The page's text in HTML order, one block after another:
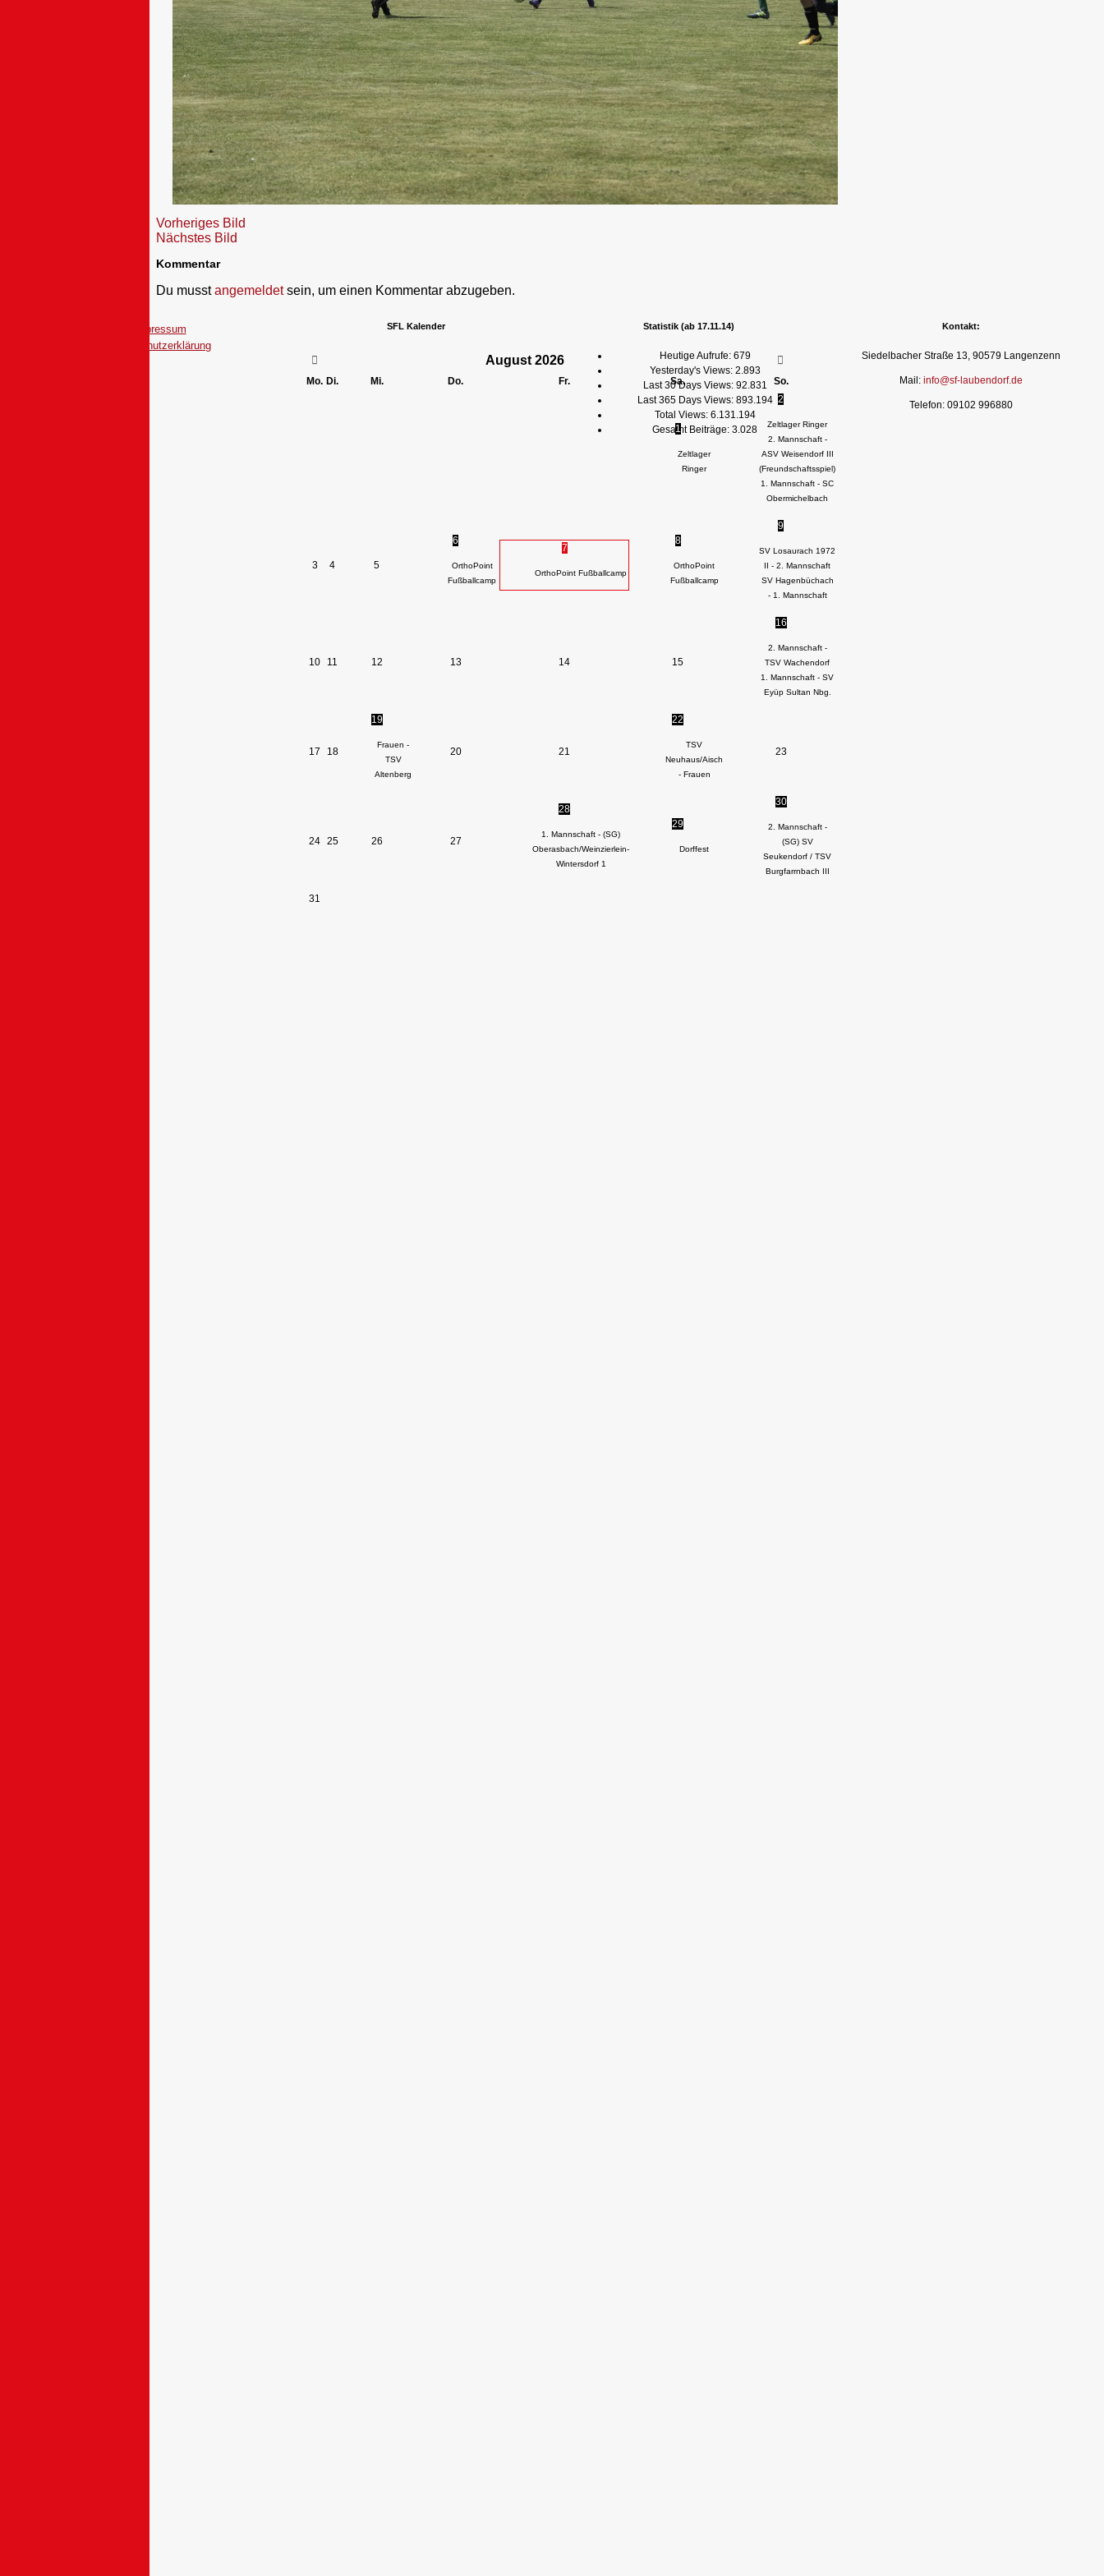
Vorheriges Bild
Nächstes Bild
Kommentar
Du musstangemeldetsein, um einen Kommentar abzugeben.
Impressum
Datenschutzerklärung
SFL Kalender
August 2026
Mo. Di. Mi. Do. Fr. Sa. So.
1
Zeltlager
Ringer
2
Zeltlager Ringer
2. Mannschaft -
ASV Weisendorf III
(Freundschaftsspiel)
1. Mannschaft - SC
Obermichelbach
3 4 5
6
OrthoPoint
Fußballcamp
7
OrthoPoint Fußballcamp
8
OrthoPoint
Fußballcamp
9
SV Losaurach 1972
II - 2. Mannschaft
SV Hagenbüchach
- 1. Mannschaft
10 11 12 13 14 15
16
2. Mannschaft -
TSV Wachendorf
1. Mannschaft - SV
Eyüp Sultan Nbg.
17 18
19
Frauen -
TSV
Altenberg
20 21
22
TSV
Neuhaus/Aisch
- Frauen
23
24 25 26 27
28
1. Mannschaft - (SG)
Oberasbach/Weinzierlein-
Wintersdorf 1
29
Dorffest
30
2. Mannschaft -
(SG) SV
Seukendorf / TSV
Burgfarrnbach III
31
Statistik (ab 17.11.14)
Heutige Aufrufe: 679
Yesterday's Views: 2.893
Last 30 Days Views: 92.831
Last 365 Days Views: 893.194
Total Views: 6.131.194
Gesamt Beiträge: 3.028
Kontakt:
Siedelbacher Straße 13, 90579 Langenzenn
Mail: info@sf-laubendorf.de
Telefon: 09102 996880